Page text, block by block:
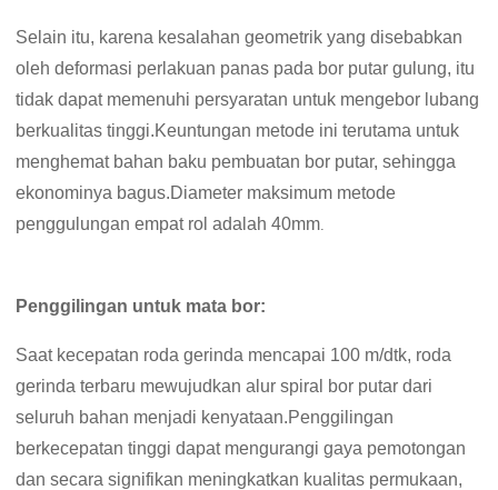
Selain itu, karena kesalahan geometrik yang disebabkan
oleh deformasi perlakuan panas pada bor putar gulung, itu
tidak dapat memenuhi persyaratan untuk mengebor lubang
berkualitas tinggi.Keuntungan metode ini terutama untuk
menghemat bahan baku pembuatan bor putar, sehingga
ekonominya bagus.Diameter maksimum metode
penggulungan empat rol adalah 40mm
Penggilingan untuk mata bor:
Saat kecepatan roda gerinda mencapai 100 m/dtk, roda
gerinda terbaru mewujudkan alur spiral bor putar dari
seluruh bahan menjadi kenyataan.Penggilingan
berkecepatan tinggi dapat mengurangi gaya pemotongan
dan secara signifikan meningkatkan kualitas permukaan,